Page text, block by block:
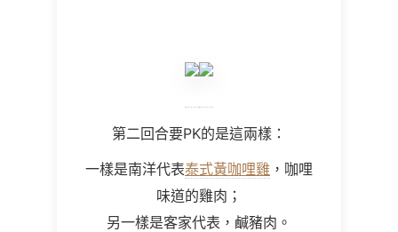
第二回合要PK的是這兩樣：
一樣是南洋代表泰式黃咖哩雞 ，咖哩
味道的雞肉；
另一樣是客家代表，鹹豬肉。